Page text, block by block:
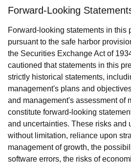
Forward-Looking
Forward-looking statements in this
pursuant to the safe harbor
the Securities Exchange Act of
cautioned that statements in this
strictly historical statements,
management's plans and
and management's assessment of
constitute forward-looking
and uncertainties. These risks and
without limitation, reliance upon
management of growth, the
software errors, the risks of